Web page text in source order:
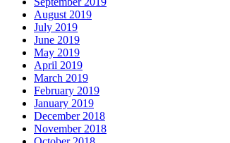
August 2019
July 2019
June 2019
May 2019
April 2019
March 2019
February 2019
January 2019
December 2018
November 2018